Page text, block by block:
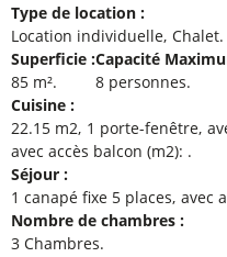
Type de location :
Location individuelle Chalet
Superficie :
85 m²
Capacité
8 personnes
Cuisine :
22.15 m2 1 porte-fenêtre
avec accès balcon (m2):
Séjour :
1 canapé fixe 5 places avec
Nombre de chambres :
3 Chambres